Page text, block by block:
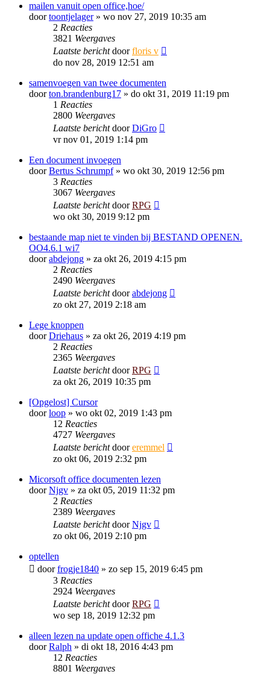
mailen vanuit open office,hoe/
doortoontjelager» wo nov 27, 2019 10:35 am
2 Reacties
3821 Weergaves
Laatste berichtdoorfloris v
do nov 28, 2019 12:51 am
samenvoegen van twee documenten
doorton.brandenburg17 » do okt 31, 2019 11:19 pm
1 Reacties
2800 Weergaves
Laatste berichtdoorDiGro
vr nov 01, 2019 1:14 pm
Een document invoegen
doorBertus Schrumpf» wo okt 30, 2019 12:56 pm
3 Reacties
3067 Weergaves
Laatste berichtdoorRPG
wo okt 30, 2019 9:12 pm
bestaande map niet te vinden bij BESTAND OPENEN.
OO4.6.1 wi7
doorabdejong » za okt 26, 2019 4:15 pm
2 Reacties
2490 Weergaves
Laatste berichtdoorabdejong
zo okt 27, 2019 2:18 am
Lege knoppen
doorDriehaus » za okt 26, 2019 4:19 pm
2 Reacties
2365 Weergaves
Laatste berichtdoorRPG
za okt 26, 2019 10:35 pm
[Opgelost] Cursor
doorloop » wo okt 02, 2019 1:43 pm
12 Reacties
4727 Weergaves
Laatste berichtdooreremmel
zo okt 06, 2019 2:32 pm
Micorsoft office documenten lezen
doorNjgv » za okt 05, 2019 11:32 pm
2 Reacties
2389 Weergaves
Laatste berichtdoorNjgv
zo okt 06, 2019 2:10 pm
optellen
doorfrogje1840 » zo sep 15, 2019 6:45 pm
3 Reacties
2924 Weergaves
Laatste berichtdoorRPG
wo sep 18, 2019 12:32 pm
alleen lezen na update open offiche 4.1.3
doorRalph » di okt 18, 2016 4:43 pm
12 Reacties
8801 Weergaves